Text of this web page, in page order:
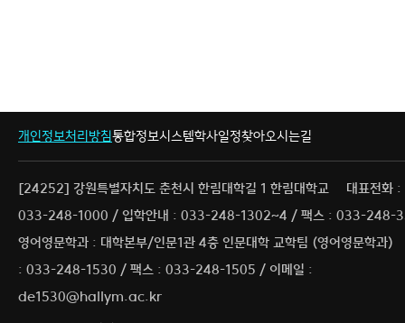
개인정보처리방침통합정보시스템학사일정찾아오시는길
[24252] 강원특별자치도 춘천시 한림대학길 1 한림대학교
대표전화 :
033-248-1000 / 입학안내 : 033-248-1302~4 / 팩스 : 033-248-
영어영문학과 : 대학본부/인문1관 4층 인문대학 교학팀 (영어영문학과)
: 033-248-1530 / 팩스 : 033-248-1505 / 이메일 :
de1530@hallym.ac.kr